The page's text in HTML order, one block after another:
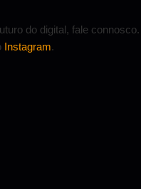
do digital, fale connosco.
Instagram.